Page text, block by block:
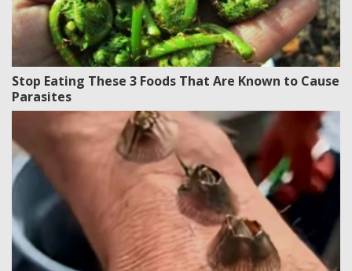
Stop Eating These 3 Foods That Are Known to Cause
Parasites